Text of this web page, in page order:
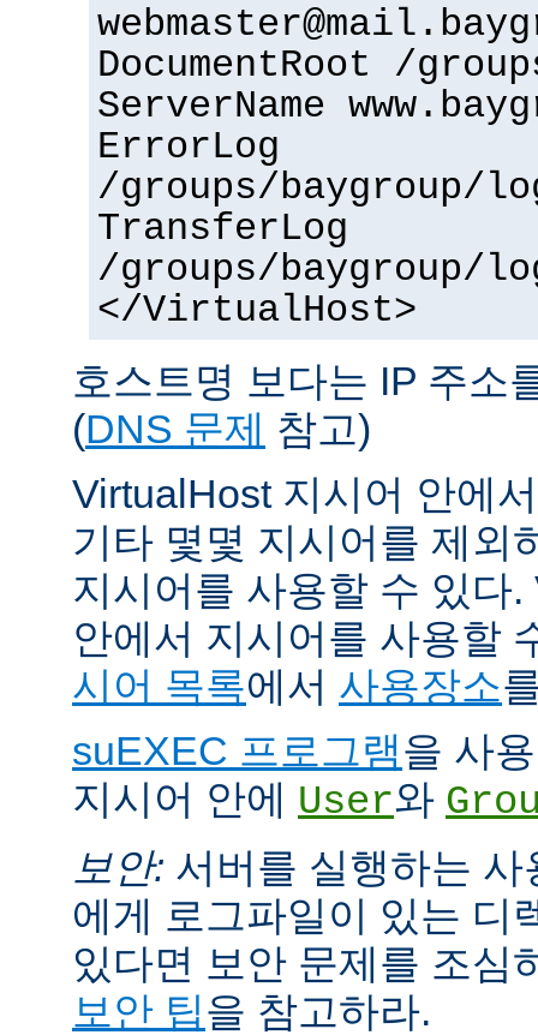
DocumentRoot /
ServerName
ErrorLog
/groups/baygroup/
TransferLog
/groups/baygroup/
</VirtualHost>
호스트명 보다는 IP 주소
(DNS 문제 참고)
VirtualHost 지시어 안에
기타 몇몇 지시어를 제외
지시어를 사용할 수 있다
안에서 지시어를 사용할
시어 목록에서 사용장소
suEXEC 프로그램을 사
지시어 안에 User와
보안: 서버를 실행하는
에게 로그파일이 있는 디
있다면 보안 문제를 조심
보안 팁을 참고하라.